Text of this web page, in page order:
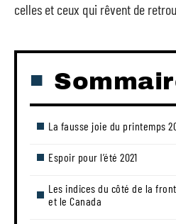
celles et ceux qui rêvent de
La fausse joie du printemps
Espoir pour l’été 2021
Les indices du côté de la
et le Canada